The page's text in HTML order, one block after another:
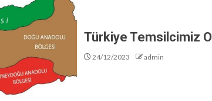
Türkiye Temsilcimiz Ol
24/12/2023 admin